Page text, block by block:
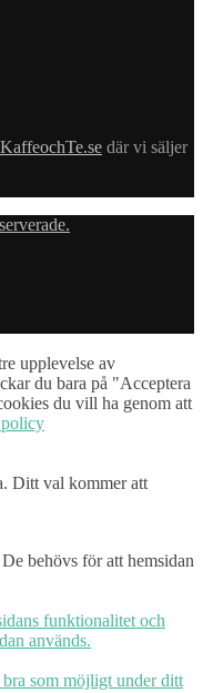
KaffeochTe.se där vi säljer
upplevelse av
du bara på "Acceptera
du vill ha genom att
Ditt val kommer att
behövs för att hemsidan
funktionalitet och
används.
bra som möjligt under ditt